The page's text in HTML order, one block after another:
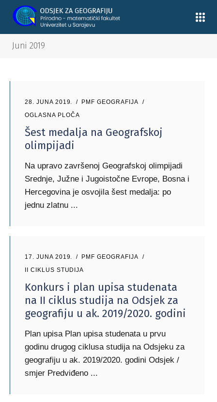
Juni 2019
28. JUNA 2019.
PMF GEOGRAFIJA
OGLASNA PLOČA
Šest medalja na Geografskoj
olimpijadi
Na upravo završenoj Geografskoj olimpijadi
Srednje, Južne i Jugoistočne Evrope, Bosna i
Hercegovina je osvojila šest medalja: po
jednu zlatnu
17. JUNA 2019.
PMF GEOGRAFIJA
II CIKLUS STUDIJA
Konkurs i plan upisa studenata
na II ciklus studija na Odsjek za
geografiju u ak. 2019/2020. godini
Plan upisa Plan upisa studenata u prvu
godinu drugog ciklusa studija na Odsjeku za
geografiju u ak. 2019/2020. godini Odsjek /
smjer Predviđeno